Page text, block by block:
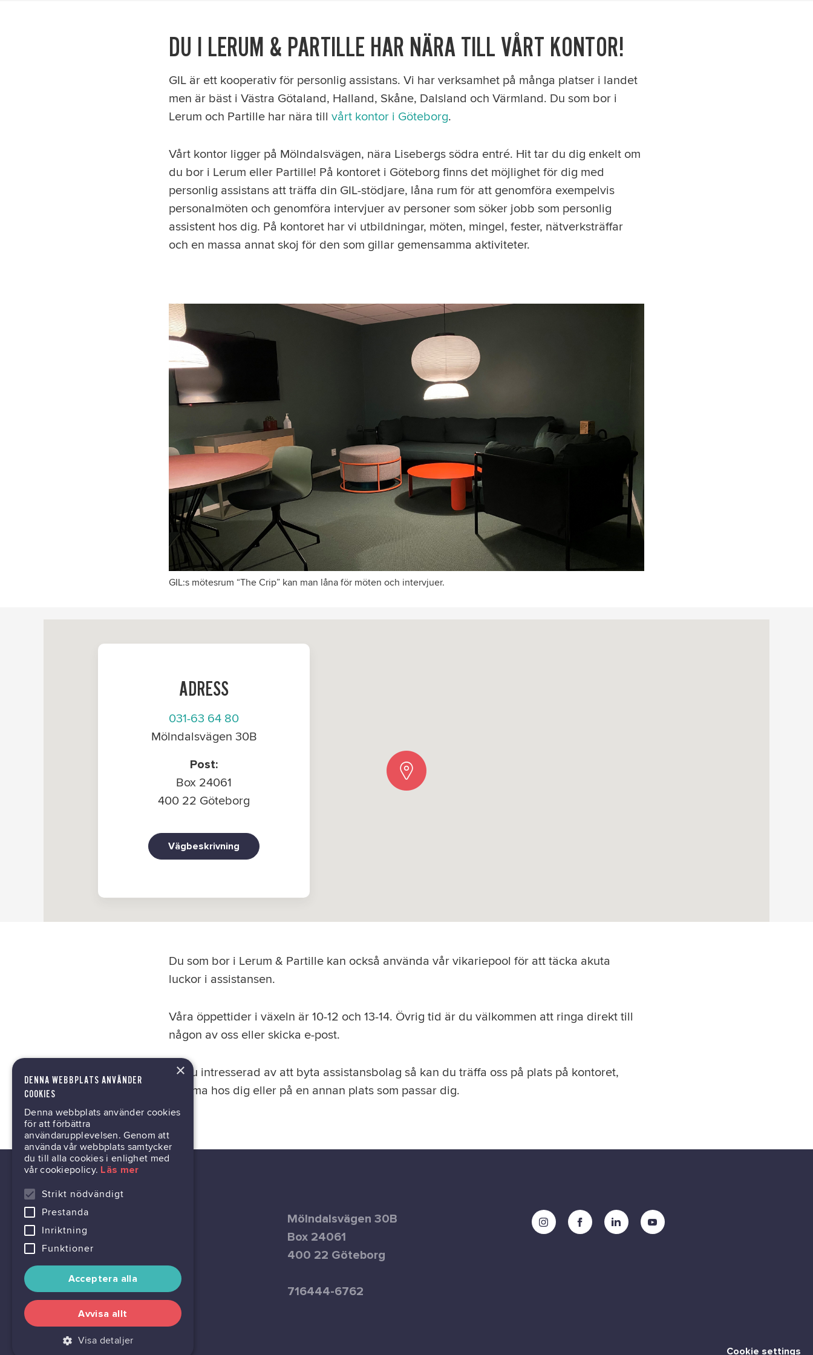
DU I LERUM & PARTILLE HAR NÄRA TILL VÅRT KONTOR!
GIL är ett kooperativ för personlig assistans. Vi har verksamhet på många platser i landet
men är bäst i Västra Götaland, Halland, Skåne, Dalsland och Värmland. Du som bor i
Lerum och Partille har nära till vårt kontor i Göteborg.
Vårt kontor ligger på Mölndalsvägen, nära Lisebergs södra entré. Hit tar du dig enkelt om
du bor i Lerum eller Partille! På kontoret i Göteborg finns det möjlighet för dig med
personlig assistans att träffa din GIL-stödjare, låna rum för att genomföra exempelvis
personalmöten och genomföra intervjuer av personer som söker jobb som personlig
assistent hos dig. På kontoret har vi utbildningar, möten, mingel, fester, nätverksträffar
och en massa annat skoj för den som gillar gemensamma aktiviteter.
GIL:s mötesrum “The Crip” kan man låna för möten och intervjuer.
ADRESS
031-63 64 80
Mölndalsvägen 30B
Post:
Box 24061
400 22 Göteborg
Vägbeskrivning
Du som bor i Lerum & Partille kan också använda vår vikariepool för att täcka akuta
luckor i assistansen.
Våra öppettider i växeln är 10-12 och 13-14. Övrig tid är du välkommen att ringa direkt till
någon av oss eller skicka e-post.
Är du intresserad av att byta assistansbolag så kan du träffa oss på plats på kontoret,
hemma hos dig eller på en annan plats som passar dig.
tech@hoy.se
031-63 64 80
Mölndalsvägen 30B
Box 24061
400 22 Göteborg
716444-6762
Cookie settings
×
DENNA WEBBPLATS ANVÄNDER
COOKIES
Denna webbplats använder cookies
för att förbättra
användarupplevelsen. Genom att
använda vår webbplats samtycker
du till alla cookies i enlighet med
vår cookiepolicy. Läs mer
Strikt nödvändigt
Prestanda
Inriktning
Funktioner
Acceptera alla
Avvisa allt
Visa detaljer